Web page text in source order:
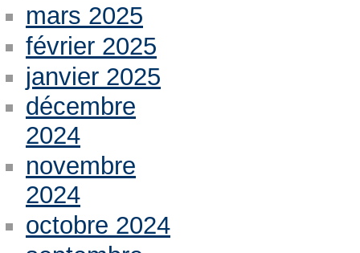
mars 2025
février 2025
janvier 2025
décembre
2024
novembre
2024
octobre 2024